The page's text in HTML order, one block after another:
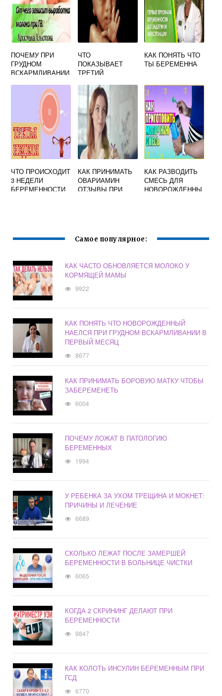
ПОЧЕМУ ПРИ
ГРУДНОМ
ВСКАРМЛИВАНИИ
ЧТО
ПОКАЗЫВАЕТ
ТРЕТИЙ
БЕРЕМЕННОСТИ
КАК ПОНЯТЬ ЧТО
ТЫ БЕРЕМЕННА
ЧТО ПРОИСХОДИТ
3 НЕДЕЛИ
БЕРЕМЕННОСТИ
КАК ПРИНИМАТЬ
ОВАРИАМИН
ОТЗЫВЫ ПРИ
КАК РАЗВОДИТЬ
СМЕСЬ ДЛЯ
НОВОРОЖДЕННЫ
Самое популярное:
КАК ЧАСТО ОБНОВЛЯЕТСЯ МОЛОКО У
КОРМЯЩЕЙ МАМЫ
9922
КАК ПОНЯТЬ ЧТО НОВОРОЖДЕННЫЙ
НАЕЛСЯ ПРИ ГРУДНОМ ВСКАРМЛИВАНИИ В
ПЕРВЫЙ МЕСЯЦ
8677
КАК ПРИНИМАТЬ БОРОВУЮ МАТКУ ЧТОБЫ
ЗАБЕРЕМЕНЕТЬ
6004
ПОЧЕМУ ЛОЖАТ В ПАТОЛОГИЮ
БЕРЕМЕННЫХ
1994
У РЕБЕНКА ЗА УХОМ ТРЕЩИНА И МОКНЕТ:
ПРИЧИНЫ И ЛЕЧЕНИЕ
6689
СКОЛЬКО ЛЕЖАТ ПОСЛЕ ЗАМЕРШЕЙ
БЕРЕМЕННОСТИ В БОЛЬНИЦЕ ЧИСТКИ
6065
КОГДА 2 СКРИНИНГ ДЕЛАЮТ ПРИ
БЕРЕМЕННОСТИ
9847
КАК КОЛОТЬ ИНСУЛИН БЕРЕМЕННЫМ ПРИ
ГСД
6770